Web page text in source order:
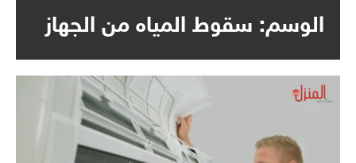
الوسم: سقوط المياه من الجهاز